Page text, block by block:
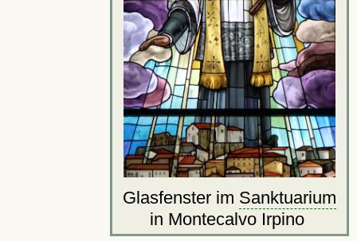
Glasfenster im Sanktuarium
in Montecalvo Irpino